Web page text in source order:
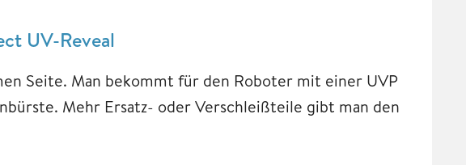
UV-Reveal
Seite. Man bekommt für den Roboter mit einer UVP
Mehr Ersatz- oder Verschleißteile gibt man den